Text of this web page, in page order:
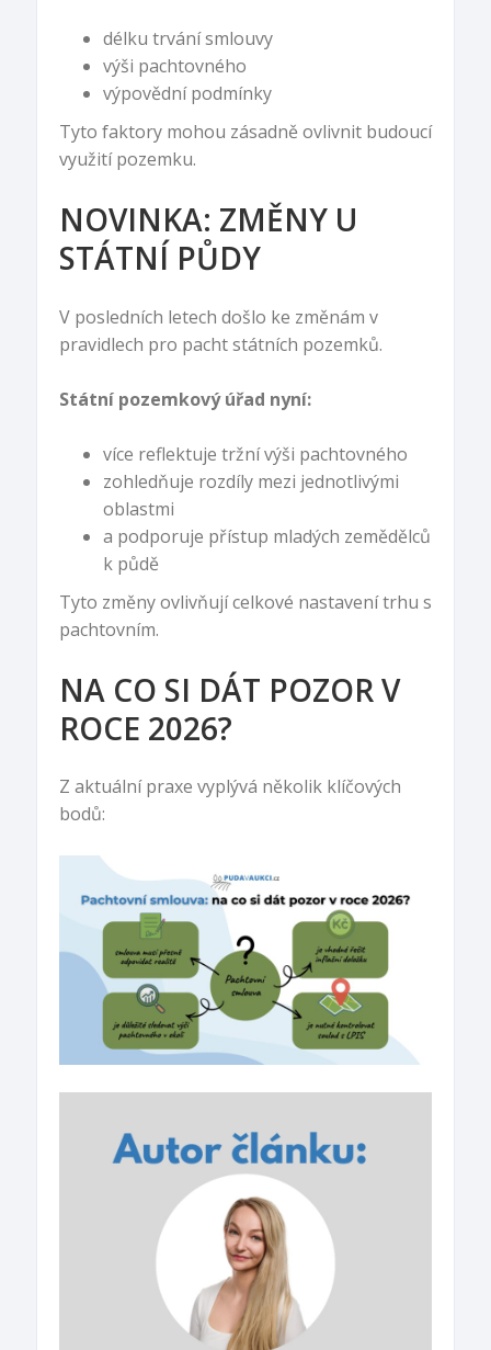
délku trvání smlouvy
výši pachtovného
výpovědní podmínky
Tyto faktory mohou zásadně ovlivnit budoucí
využití pozemku.
NOVINKA: ZMĚNY U
STÁTNÍ PŮDY
V posledních letech došlo ke změnám v
pravidlech pro pacht státních pozemků.
Státní pozemkový úřad nyní:
více reflektuje tržní výši pachtovného
zohledňuje rozdíly mezi jednotlivými
oblastmi
a podporuje přístup mladých zemědělců
k půdě
Tyto změny ovlivňují celkové nastavení trhu s
pachtovním.
NA CO SI DÁT POZOR V
ROCE 2026?
Z aktuální praxe vyplývá několik klíčových
bodů: